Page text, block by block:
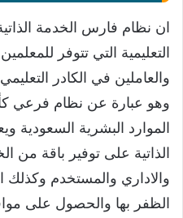
ان نظام فارس الخدمة
التعليمية التي تتوفر
والعاملين في الكادر
وهو عبارة عن نظام فرعي
الموارد البشرية السعودية
الذاتية على توفير باقة من
والاداري والمستخدم وكذلك
الظفر بها والحصول على